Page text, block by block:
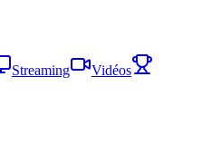
Streaming
Vidéos